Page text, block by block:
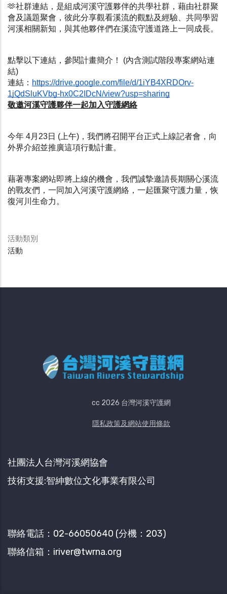
🫶社群連結，是組成河溪守護夥伴的共學社群，藉由社群聚
會及議題聚會，彼此分享觀看溪流的觀點及經驗、共同學習
河溪相關新知，與其他夥伴們在溪流守護道路上一同成長。
點擊以下連結，參閱計畫簡介！ (內含測試階段專案網站連
結)
連結： https://drive.google.com/file/d/1iYB4XRDOrv-
1jQdSluKVbg-hx0C2IDcN/view?usp=sharing
敬邀河溪守護夥伴一起加入守護網絡
今年 4月23日 (上午)，我們將召開平台正式上線記者會，向
外界介紹並推廣這項行動計畫。
藉著專案網站即將上線的機會，我們誠摯邀請長期關心溪流
的戰友們，一同加入河溪守護網絡，一起匯聚守護力量，恢
復河川生命力。
活動類別
活動
cc 2026 台灣河溪守護網
隱私政策及網站使用條款
社團法人台灣河溪網協會
技術支援:智紳數位文化事業有限公司
聯絡​電話：02-66050640​ (分機：203)
聯絡信箱：iriver@twrna.org